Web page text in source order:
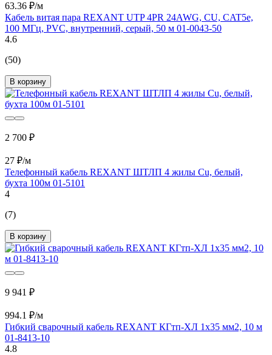
63.36 ₽/м
Кабель витая пара REXANT UTP 4PR 24AWG, CU, CAT5e,
100 МГц, PVC, внутренний, серый, 50 м 01-0043-50
4.6
(50)
В корзину
2 700 ₽
27 ₽/м
Телефонный кабель REXANT ШТЛП 4 жилы Cu, белый,
бухта 100м 01-5101
4
(7)
В корзину
9 941 ₽
994.1 ₽/м
Гибкий сварочный кабель REXANT КГтп-ХЛ 1х35 мм2, 10 м
01-8413-10
4.8